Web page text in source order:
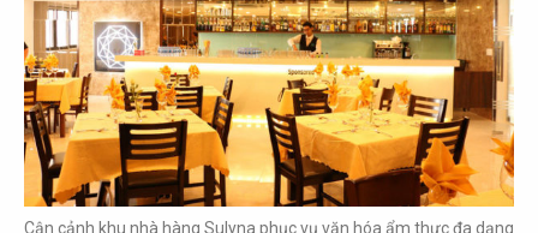
Cận cảnh khu nhà hàng Sulyna phục vụ văn hóa ẩm thực đa dạng